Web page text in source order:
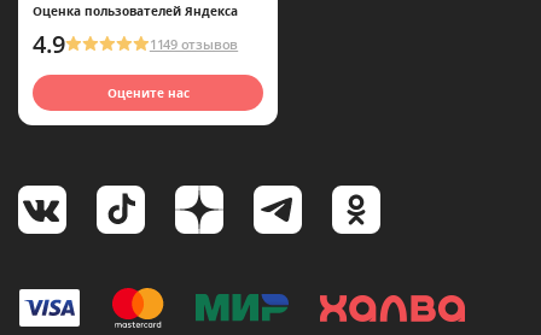
Оценка пользователей Яндекса
4.9 1149 отзывов
Оцените нас